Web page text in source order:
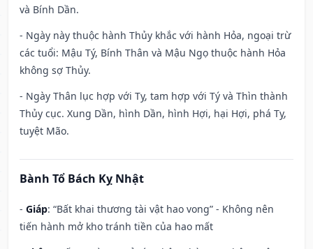
và Bính Dần.
- Ngày này thuộc hành Thủy khắc với hành Hỏa, ngoại trừ
các tuổi: Mậu Tý, Bính Thân và Mậu Ngọ thuộc hành Hỏa
không sợ Thủy.
- Ngày Thân lục hợp với Tỵ, tam hợp với Tý và Thìn thành
Thủy cục. Xung Dần, hình Dần, hình Hợi, hại Hợi, phá Tỵ,
tuyệt Mão.
Bành Tổ Bách Kỵ Nhật
- Giáp: “Bất khai thương tài vật hao vong” - Không nên
tiến hành mở kho tránh tiền của hao mất